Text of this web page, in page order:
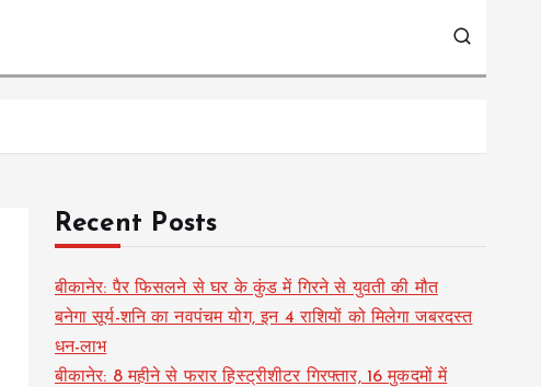
Recent Posts
बीकानेर: पैर फिसलने से घर के कुंड में गिरने से युवती की मौत
बनेगा सूर्य-शनि का नवपंचम योग, इन 4 राशियों को मिलेगा जबरदस्त
धन-लाभ
बीकानेर: 8 महीने से फरार हिस्ट्रीशीटर गिरफ्तार, 16 मुकदमों में